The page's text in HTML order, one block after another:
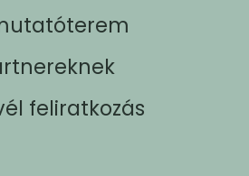
feliratkozás